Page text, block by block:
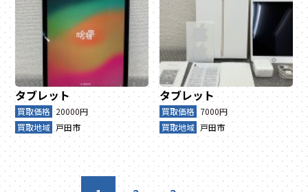
タブレット
買取価格 20000円
買取地域 戸田市
タブレット
買取価格 7000円
買取地域 戸田市